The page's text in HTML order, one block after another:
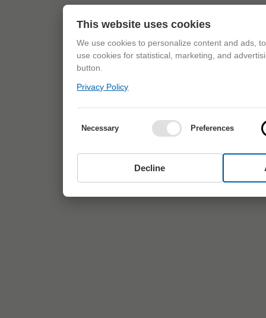
This website uses cookies
We use cookies to personalize content and ads,
use cookies for statistical, marketing, and
button.
Privacy Policy
Necessary Preferences
Decline